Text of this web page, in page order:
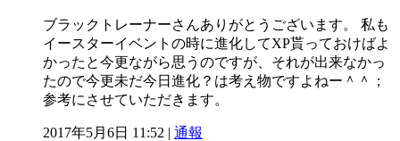
ブラックトレーナーさんありがとうございます。 私も
イースターイベントの時に進化してXP貰っておけばよ
かったと今更ながら思うのですが、それが出来なかっ
たので今更未だ今日進化？は考え物ですよねー＾＾；
参考にさせていただきます。
2017年5月6日 11:52 | 通報